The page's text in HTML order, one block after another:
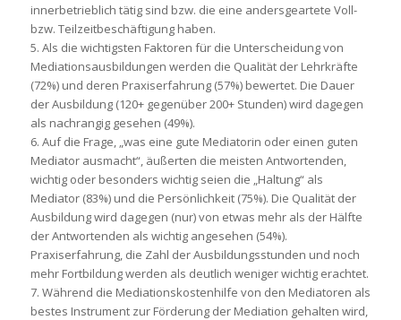
innerbetrieblich tätig sind bzw. die eine andersgeartete Voll-
bzw. Teilzeitbeschäftigung haben.
5. Als die wichtigsten Faktoren für die Unterscheidung von
Mediationsausbildungen werden die Qualität der Lehrkräfte
(72%) und deren Praxiserfahrung (57%) bewertet. Die Dauer
der Ausbildung (120+ gegenüber 200+ Stunden) wird dagegen
als nachrangig gesehen (49%).
6. Auf die Frage, „was eine gute Mediatorin oder einen guten
Mediator ausmacht“, äußerten die meisten Antwortenden,
wichtig oder besonders wichtig seien die „Haltung“ als
Mediator (83%) und die Persönlichkeit (75%). Die Qualität der
Ausbildung wird dagegen (nur) von etwas mehr als der Hälfte
der Antwortenden als wichtig angesehen (54%).
Praxiserfahrung, die Zahl der Ausbildungsstunden und noch
mehr Fortbildung werden als deutlich weniger wichtig erachtet.
7. Während die Mediationskostenhilfe von den Mediatoren als
bestes Instrument zur Förderung der Mediation gehalten wird,